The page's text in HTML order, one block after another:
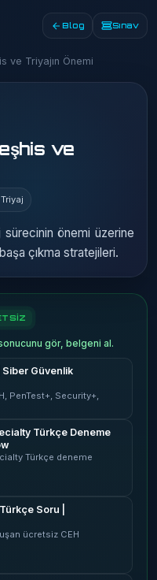
Blog Sınav
ve Triyajın Önemi
ve
önemi üzerine
çıkma stratejileri.
gör, belgeni al.
Siber Güvenlik
PenTest+, Security+,
Türkçe Deneme
Türkçe deneme
Soru |
ücretsiz CEH